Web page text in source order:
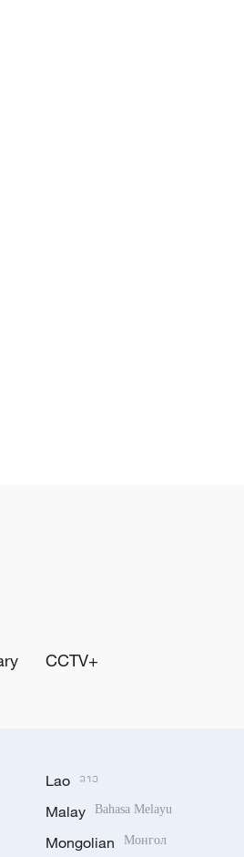
CCTV+
Lao ລາວ
Malay Bahasa Melayu
Mongolian Монгол